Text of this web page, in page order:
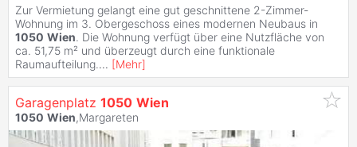
Zur Vermietung gelangt eine gut geschnittene 2-Zimmer-
Wohnung im 3. Obergeschoss eines modernen Neubaus in
1050 Wien. Die Wohnung verfügt über eine Nutzfläche von
ca. 51,75 m² und überzeugt durch eine funktionale
Raumaufteilung.... [Mehr]
Garagenplatz 1050 Wien
1050 Wien,Margareten